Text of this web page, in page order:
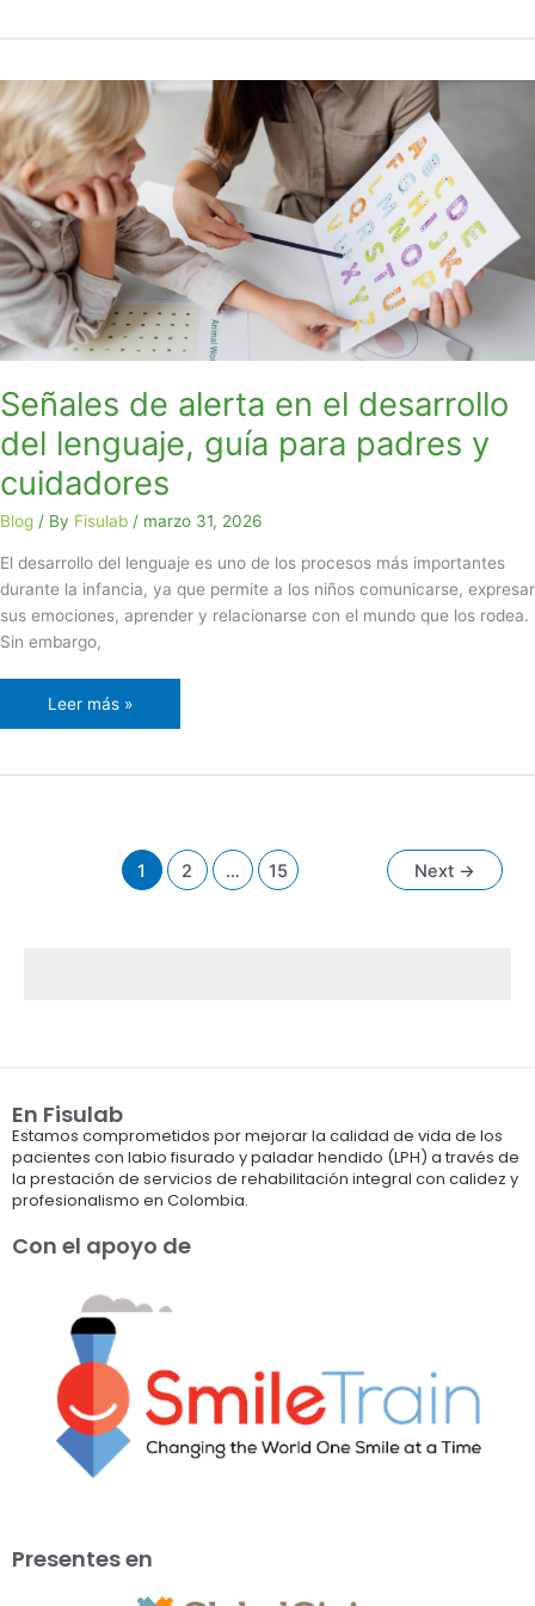
Señales de alerta en el desarrollo
del lenguaje, guía para padres y
cuidadores
Blog / By Fisulab / marzo 31, 2026
El desarrollo del lenguaje es uno de los procesos más importantes
durante la infancia, ya que permite a los niños comunicarse, expresar
sus emociones, aprender y relacionarse con el mundo que los rodea.
Sin embargo,
Señales
de
alerta
en
el
desarrollo
del
lenguaje,
guía
para
padres
cuidadores
Leer más »
1 2 … 15 Next →
En Fisulab
Estamos comprometidos por mejorar la calidad de vida de los
pacientes con labio fisurado y paladar hendido (LPH) a través de
la prestación de servicios de rehabilitación integral con calidez y
profesionalismo en Colombia.
Con el apoyo de
Presentes en